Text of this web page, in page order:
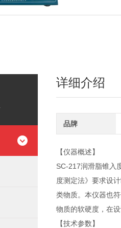
详细介绍
品牌
【仪器概述】
SC-217润滑脂锥入
度测定法》要求设
类物质。本仪器也
物质的软硬度，在
【技术参数】